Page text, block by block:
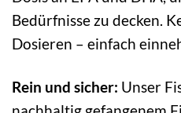
Bedürfnisse zu decken.
Dosieren – einfach
Rein und sicher: Unser